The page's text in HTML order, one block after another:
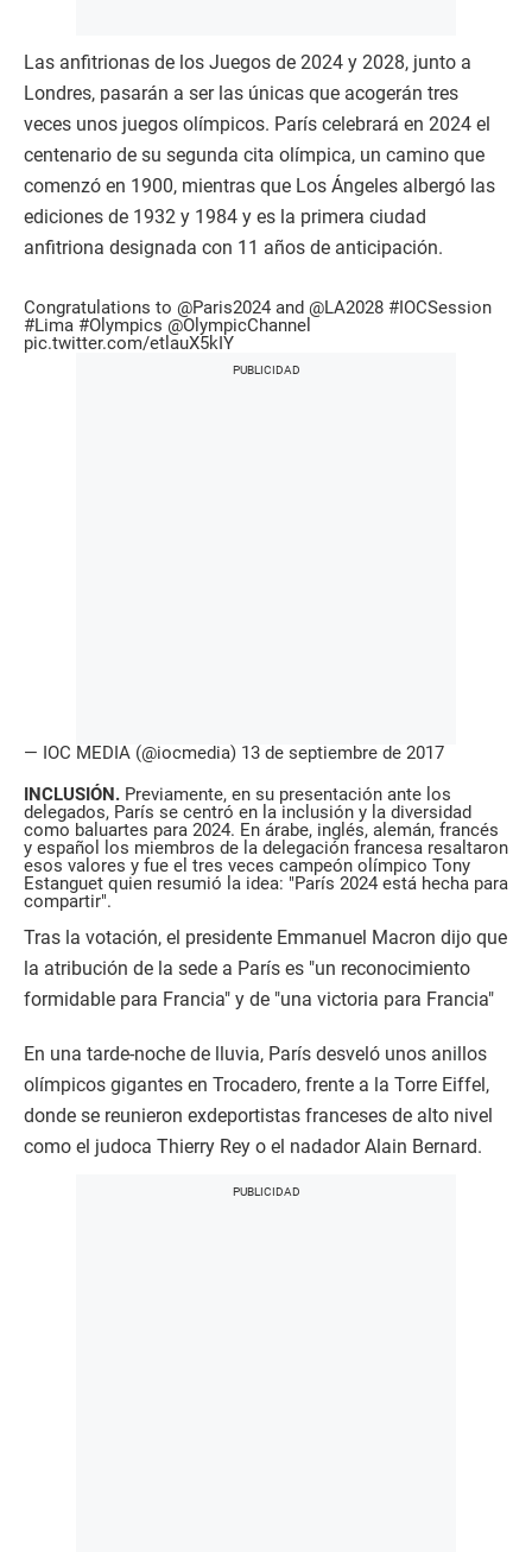
Las anfitrionas de los Juegos de 2024 y 2028, junto a
Londres, pasarán a ser las únicas que acogerán tres
veces unos juegos olímpicos. París celebrará en 2024 el
centenario de su segunda cita olímpica, un camino que
comenzó en 1900, mientras que Los Ángeles albergó las
ediciones de 1932 y 1984 y es la primera ciudad
anfitriona designada con 11 años de anticipación.
Congratulations to @Paris2024 and @LA2028 #IOCSession
#Lima #Olympics @OlympicChannel
pic.twitter.com/etlauX5kIY
— IOC MEDIA (@iocmedia) 13 de septiembre de 2017
INCLUSIÓN. Previamente, en su presentación ante los
delegados, París se centró en la inclusión y la diversidad
como baluartes para 2024. En árabe, inglés, alemán, francés
y español los miembros de la delegación francesa resaltaron
esos valores y fue el tres veces campeón olímpico Tony
Estanguet quien resumió la idea: "París 2024 está hecha para
compartir".
Tras la votación, el presidente Emmanuel Macron dijo que
la atribución de la sede a París es "un reconocimiento
formidable para Francia" y de "una victoria para Francia"
En una tarde-noche de lluvia, París desveló unos anillos
olímpicos gigantes en Trocadero, frente a la Torre Eiffel,
donde se reunieron exdeportistas franceses de alto nivel
como el judoca Thierry Rey o el nadador Alain Bernard.